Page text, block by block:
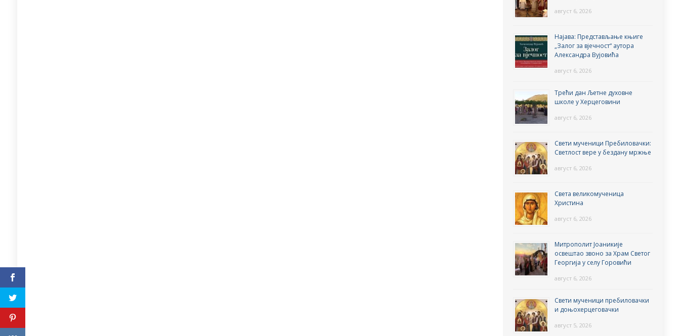
август 6, 2026
Најава: Представљање књиге
„Залог за вјечност“ аутора
Александра Вујовића
август 6, 2026
Трећи дан Љетне духовне
школе у Херцеговини
август 6, 2026
Свети мученици Пребиловачки:
Светлост вере у бездану мржње
август 6, 2026
Света великомученица
Христина
август 6, 2026
Митрополит Јоаникије
освештао звоно за Храм Светог
Георгија у селу Горовићи
август 6, 2026
Свети мученици пребиловачки
и доњохерцеговачки
август 5, 2026